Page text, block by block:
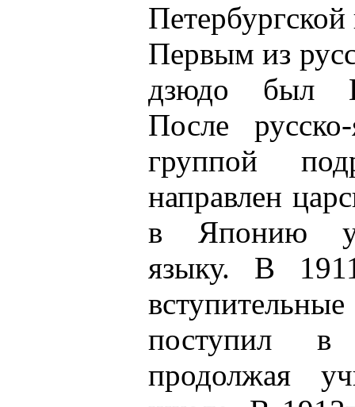
Первым из
дзюдо был
После
группой
направлен
в Японию
языку. В
поступил
продолжая